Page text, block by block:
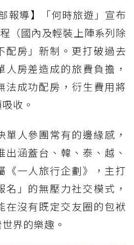
報導】「何時旅遊」宣布
（國內及輕裝上陣系列除
配房」新制。更打破過去
房差造成的旅費負擔，
法成功配房，衍生費用將
收。
單人參團常有的邊緣感，
出涵蓋台、韓、泰、越、
《一人旅行企劃》，主打
名」的無壓力社交模式，
在沒有既定交友圈的包袱
界的樂趣。